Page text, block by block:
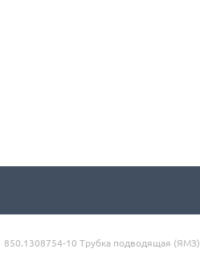
850.1308754-10 Трубка подводящая (ЯМЗ)